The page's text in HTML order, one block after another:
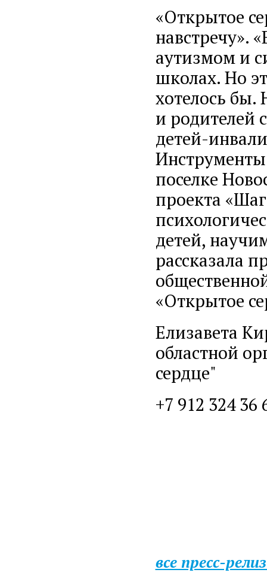
«Открытое
навстречу».
аутизмом и
школах. Но
хотелось бы.
и родителей
детей-
поселке
проекта
детей,
рассказала
«Открытое
Елизавета
областной
сердце"
+7 912 324 36
все пресс-